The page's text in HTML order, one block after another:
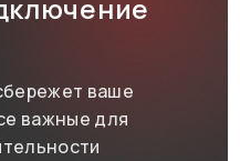
ваше
важные для